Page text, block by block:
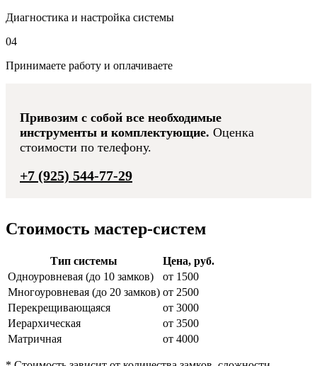
Диагностика и настройка системы
04
Принимаете работу и оплачиваете
Привозим с собой все необходимые
инструменты и комплектующие. Оценка
стоимости по телефону.
+7 (925) 544-77-29
Стоимость мастер-систем
Тип системы
Цена, руб.
Одноуровневая (до 10 замков)
от 1500
Многоуровневая (до 20 замков) от 2500
Перекрещивающаяся
от 3000
Иерархическая
от 3500
Матричная
от 4000